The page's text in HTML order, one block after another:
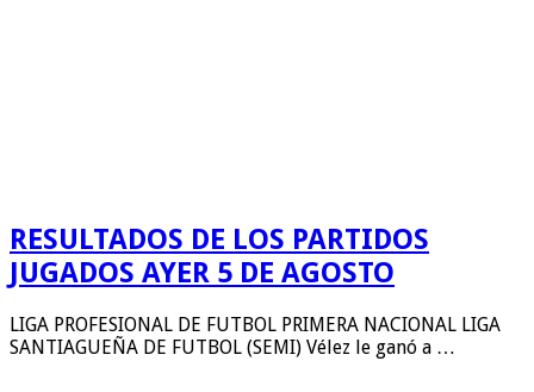
RESULTADOS DE LOS PARTIDOS
JUGADOS AYER 5 DE AGOSTO
LIGA PROFESIONAL DE FUTBOL PRIMERA NACIONAL LIGA
SANTIAGUEÑA DE FUTBOL (SEMI) Vélez le ganó a …